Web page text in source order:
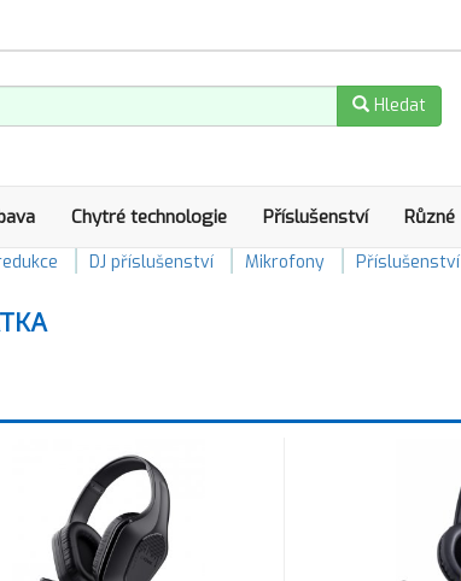
Hledat
Chytré technologie Příslušenství Různé
DJ příslušenství Mikrofony Příslušenství